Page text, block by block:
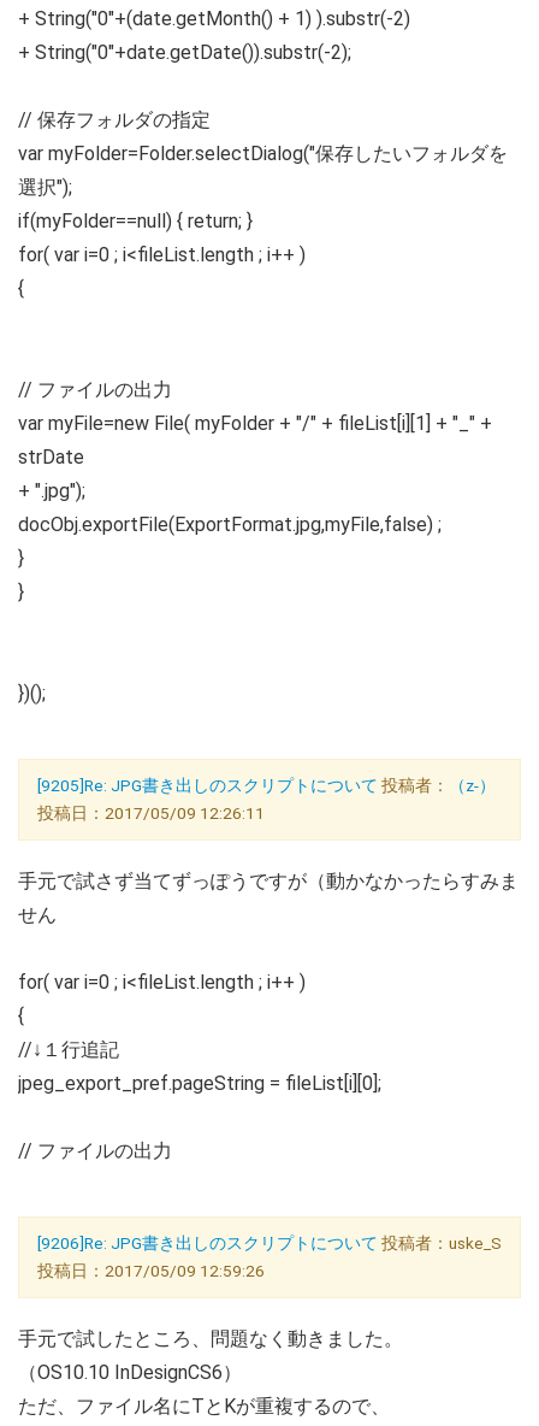
+ String("0"+(date.getMonth() + 1) ).substr(-2)
+ String("0"+date.getDate()).substr(-2);
// 保存フォルダの指定
var myFolder=Folder.selectDialog("保存したいフォルダを
選択");
if(myFolder==null) { return; }
for( var i=0 ; i<fileList.length ; i++ )
{
// ファイルの出力
var myFile=new File( myFolder + "/" + fileList[i][1] + "_" +
strDate
+ ".jpg");
docObj.exportFile(ExportFormat.jpg,myFile,false) ;
}
}
})();
[9205]Re: JPG書き出しのスクリプトについて 投稿者：
（z-）
投稿日：2017/05/09 12:26:11
手元で試さず当てずっぽうですが（動かなかったらすみま
せん
for( var i=0 ; i<fileList.length ; i++ )
{
//↓１行追記
jpeg_export_pref.pageString = fileList[i][0];
// ファイルの出力
[9206]Re: JPG書き出しのスクリプトについて 投稿者：uske_S
投稿日：2017/05/09 12:59:26
手元で試したところ、問題なく動きました。
（OS10.10 InDesignCS6）
ただ、ファイル名にTとKが重複するので、